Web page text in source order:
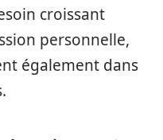
croissant
personnelle,
également dans